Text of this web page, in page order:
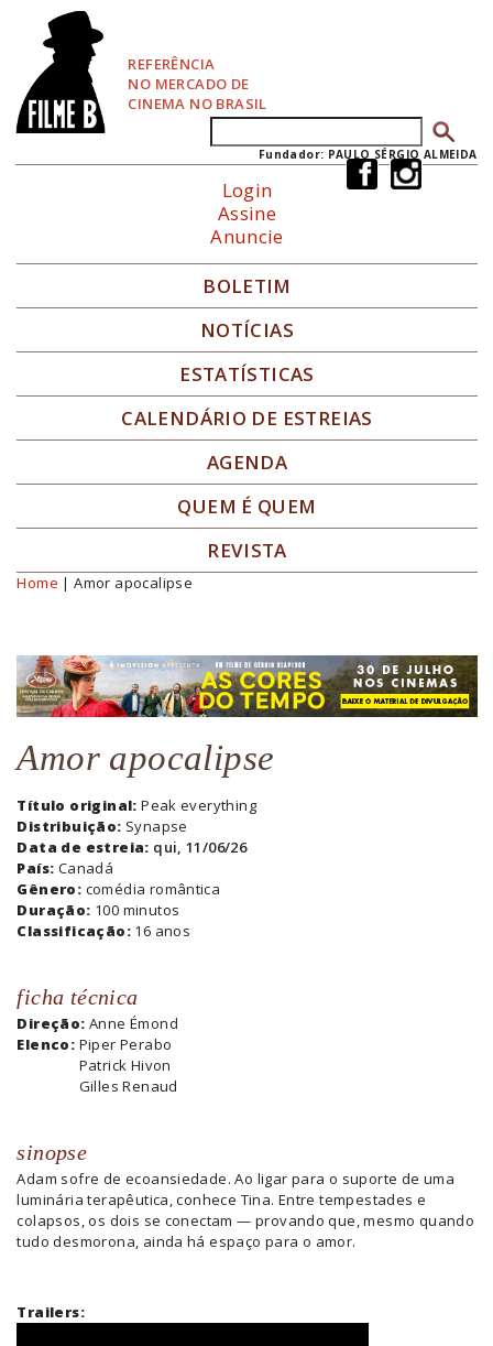
REFERÊNCIA
NO MERCADO DE
CINEMA NO BRASIL
Formulário de busca
Fundador: PAULO SÉRGIO ALMEIDA
Login
Assine
Anuncie
BOLETIM
NOTÍCIAS
ESTATÍSTICAS
CALENDÁRIO DE ESTREIAS
AGENDA
QUEM É QUEM
REVISTA
Você está aqui
Home | Amor apocalipse
Amor apocalipse
Título original:Peak everything
Distribuição: Synapse
Data de estreia: qui, 11/06/26
País: Canadá
Gênero: comédia romântica
Duração: 100 minutos
Classificação: 16 anos
ficha técnica
Direção: Anne Émond
Elenco: Piper Perabo
Patrick Hivon
Gilles Renaud
sinopse
Adam sofre de ecoansiedade. Ao ligar para o suporte de uma
luminária terapêutica, conhece Tina. Entre tempestades e
colapsos, os dois se conectam — provando que, mesmo quando
tudo desmorona, ainda há espaço para o amor.
Trailers: